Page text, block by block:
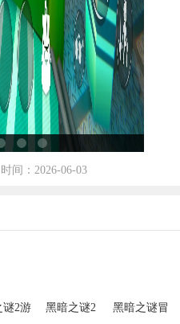
时间：2026-06-03
谜2游
黑暗之谜2
黑暗之谜冒